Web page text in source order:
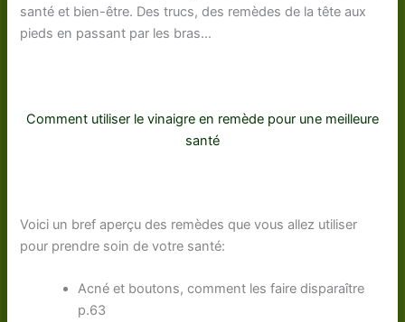
santé et bien-être. Des trucs, des remèdes de la tête aux
pieds en passant par les bras…
Comment utiliser le vinaigre en remède pour une meilleure
santé
Voici un bref aperçu des remèdes que vous allez utiliser
pour prendre soin de votre santé:
Acné et boutons, comment les faire disparaître
p.63